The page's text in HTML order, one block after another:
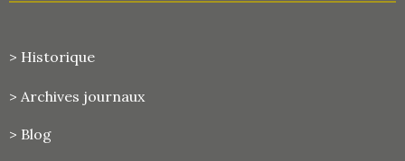
> Historique
> Archives journaux
> Blog